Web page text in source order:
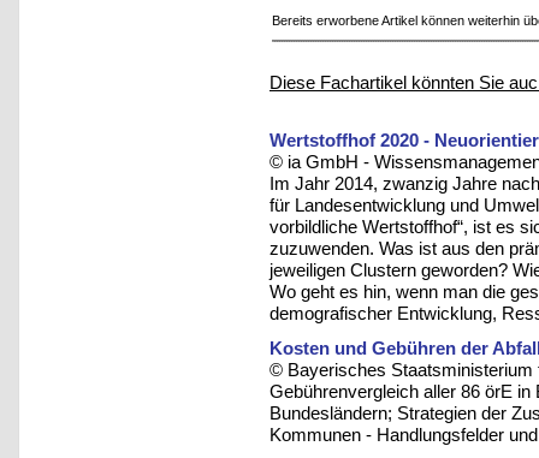
Bereits erworbene Artikel können weiterhin
Diese Fachartikel könnten Sie
Wertstoffhof 2020 -
© ia GmbH -
Im Jahr 2014, zwanzig Jahre
für Landesentwicklung und
vorbildliche Wertstoffhof“, ist es
zuzuwenden. Was ist aus den
jeweiligen Clustern geworden?
Wo geht es hin, wenn man die
demografischer Entwicklung,
Kosten und Gebühren der
© Bayerisches Staatsministerium
Gebührenvergleich aller 86 örE in
Bundesländern; Strategien der
Kommunen - Handlungsfelder